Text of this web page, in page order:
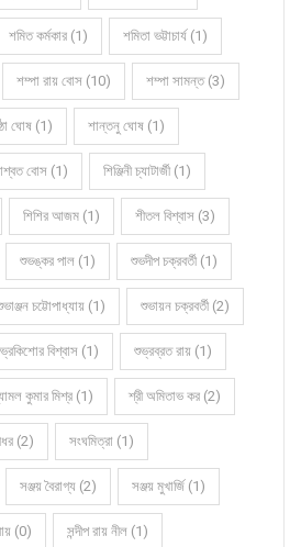
শমিত কর্মকার (1) শমিতা ভট্টাচার্য (1)
শম্পা রায় বোস (10) শম্পা সামন্ত (3)
ঘোষ (1) শান্তনু ঘোষ (1)
বোস (1) শিঞ্জিনী চ্যাটার্জী (1)
শিশির আজম (1) শীতল বিশ্বাস (3)
শুভঙ্কর পাল (1) শুভদীপ চক্রবর্তী (1)
চট্টোপাধ্যায় (1) শুভায়ন চক্রবর্তী (2)
বিশ্বাস (1) শুভ্রব্রত রায় (1)
কুমার মিশ্র (1) শ্রী অমিতাভ কর (2)
(2) সংঘমিত্রা (1)
সঞ্জয় বৈরাগ্য (2) সঞ্জয় মুখার্জি (1)
(0) সন্দীপ রায় নীল (1)